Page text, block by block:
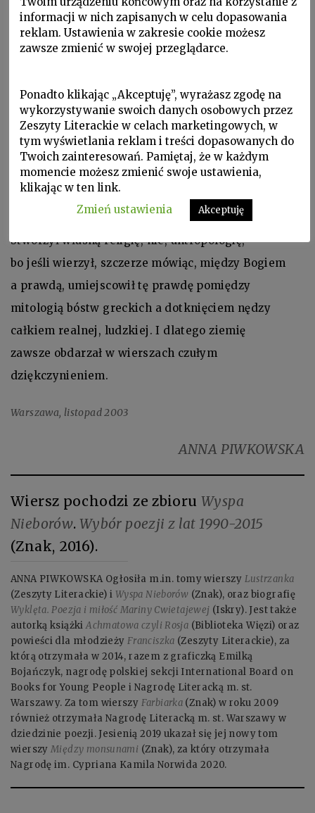
nieba, ziemi, sprawiły, że stały się bliskie
nierozpoznane światy. Z niebieskim opryskiem
Ten kolor żył, rozpraszał monochromatyczne
istnienie, koił nerwy, dawał punkty styczne
z inną frazą i w innym pisaną języku.
Cóż, że tylko przeczuwał to obce istnienie,
nomadyczne języki, wędrujące plemię
mowy, to była jego prywatna etyka.
Stworzył własną religię, nie, antropologię,
bo jeśli wierzył, szczerze mówiąc, między Bogiem
a prawdą, umiejscowił tę prawdę pomiędzy
mitologią bóstw greckich a dotknięciem nędzy
całkiem realnej, ludzkiej. I dlatego ziemię
zawsze obdarzał w wierszach czułym
dziękczynieniem.
Warszawa, listopad 2003
ANNA PIWKOWSKA
Wiersz pochodzi ze zbioru Wyspa
Nieborów. Wybór poezji z lat 1990-2015
(Znak, 2016).
ANNA PIWKOWSKA Ogłosiła m.in. tomy wierszy Lustrzanka
(Zeszyty Literackie) i Wyspa Nieborów (Znak), oraz biografię
Wyklęta. Poezja i miłość Mariny Cwietajewej (Iskry). Jest także
autorką książkiAchmatowa czyli Rosja (Biblioteka Więzi) oraz
powieści dla młodzieży Franciszka (Zeszyty Literackie), za
którą otrzymała w 2014, razem z graficzką Emilką
Bojańczyk, nagrodę polskiej sekcji International Board on
Books for Young People i Nagrodę Literacką m. st.
Warszawy. Za tom wierszy Farbiarka (Znak) w roku 2009
również otrzymała Nagrodę Literacką m. st. Warszawy w
dziedzinie poezji. Jesienią 2019 ukazał się jej nowy tom
wierszyMiędzy monsunami (Znak), za który otrzymała
Nagrodę im. Cypriana Kamila Norwida 2020.
informacji w nich zapisanych w celu dopasowania
reklam. Ustawienia w zakresie cookie możesz
zawsze zmienić w swojej przeglądarce.
Ponadto klikając „Akceptuję”, wyrażasz zgodę na
wykorzystywanie swoich danych osobowych przez
Zeszyty Literackie w celach marketingowych, w
tym wyświetlania reklam i treści dopasowanych do
Twoich zainteresowań. Pamiętaj, że w każdym
momencie możesz zmienić swoje ustawienia,
klikając w ten link.
Zmień ustawienia
Akceptuję